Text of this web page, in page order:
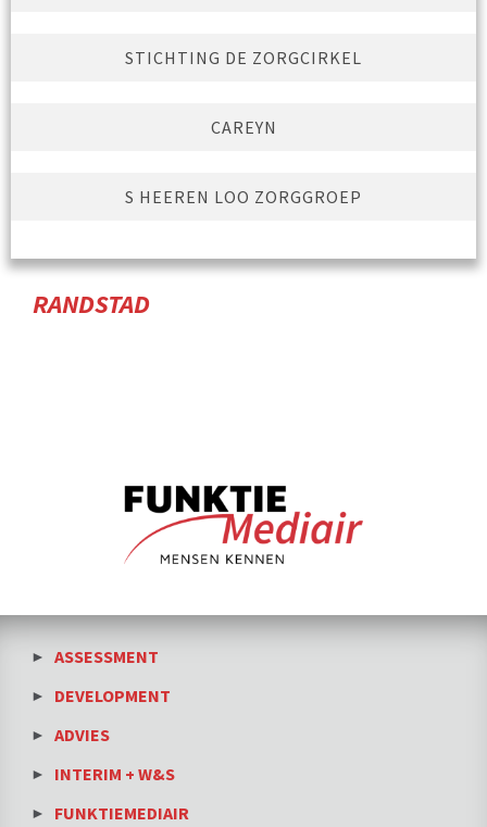
STICHTING DE ZORGCIRKEL
CAREYN
S HEEREN LOO ZORGGROEP
RANDSTAD
ASSESSMENT
DEVELOPMENT
ADVIES
INTERIM + W&S
FUNKTIEMEDIAIR